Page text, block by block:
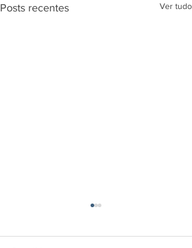
Posts recentes Ver tudo